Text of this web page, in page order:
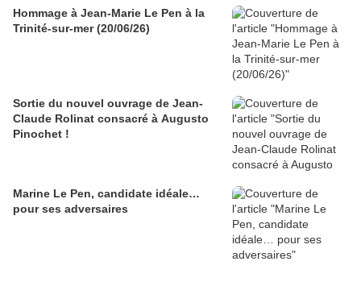
Hommage à Jean-Marie Le Pen à la
Trinité-sur-mer (20/06/26)
Sortie du nouvel ouvrage de Jean-
Claude Rolinat consacré à Augusto
Pinochet !
Marine Le Pen, candidate idéale…
pour ses adversaires